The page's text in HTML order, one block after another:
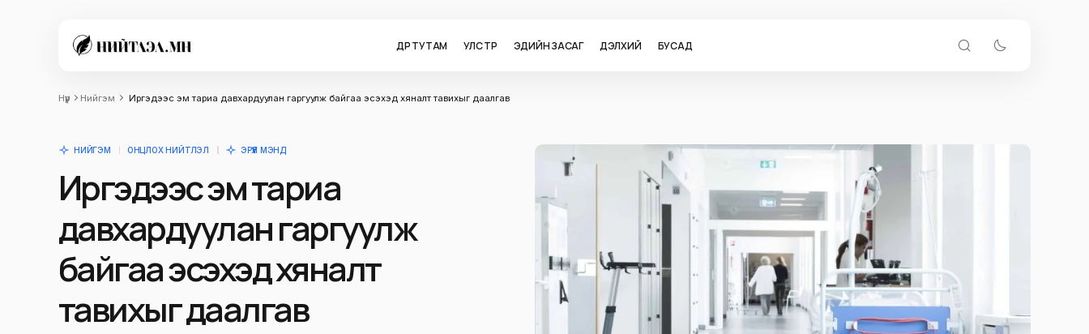
ӨДӨР ТУТАМ УЛС ТӨР ЭДИЙН ЗАСАГ ДЭЛХИЙ БУСАД
Нүүр Нийгэм Иргэдээс эм тариа давхардуулан гаргуулж байгаа эсэхэд хяналт тавихыг даалгав
НИЙГЭМ ОНЦЛОХ НИЙТЛЭЛ ЭРҮҮЛ МЭНД
Иргэдээс эм тариа
давхардуулан гаргуулж
байгаа эсэхэд хяналт
тавихыг даалгав